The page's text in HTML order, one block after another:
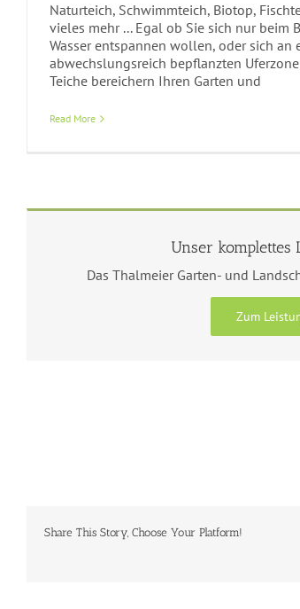
Naturteich, Schwimmteich, Biotop,
vieles mehr ... Egal ob Sie sich nur beim
Wasser entspannen wollen, oder sich an
abwechslungsreich bepflanzten
Teiche bereichern Ihren Garten und
Read More
Unser komplettes
Das Thalmeier Garten- und
Zum
Share This Story, Choose Your Platform!